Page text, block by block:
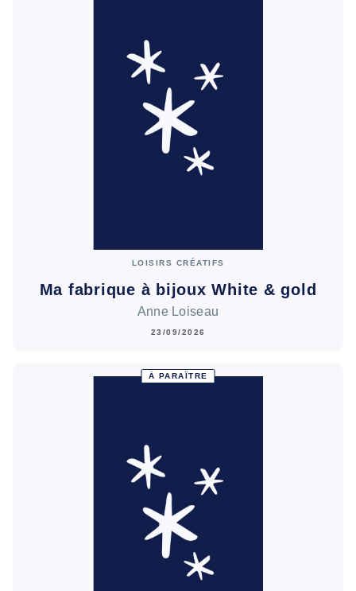
LOISIRS CRÉATIFS
Ma fabrique à bijoux White & gold
Anne Loiseau
23/09/2026
À PARAÎTRE